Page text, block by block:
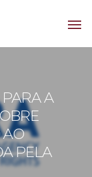
A
AO
PELA